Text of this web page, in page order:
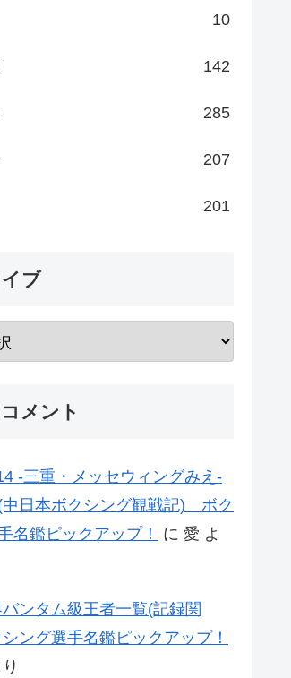
10
142
285
207
201
ブ
メント
-三重・メッセウィングみえ-
中日本ボクシング観戦記) ボク
名鑑ピックアップ！
に 愛 よ
ンタム級王者一覧(記録関
ング選手名鑑ピックアップ！